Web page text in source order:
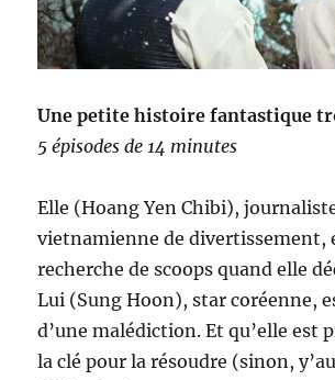
Une petite histoire fantastique
5 épisodes de 14 minutes
Elle (Hoang Yen Chibi),
vietnamienne de divertissement,
recherche de scoops quand elle
Lui (Sung Hoon), star coréenne,
d’une malédiction. Et qu’elle est
la clé pour la résoudre (sinon,